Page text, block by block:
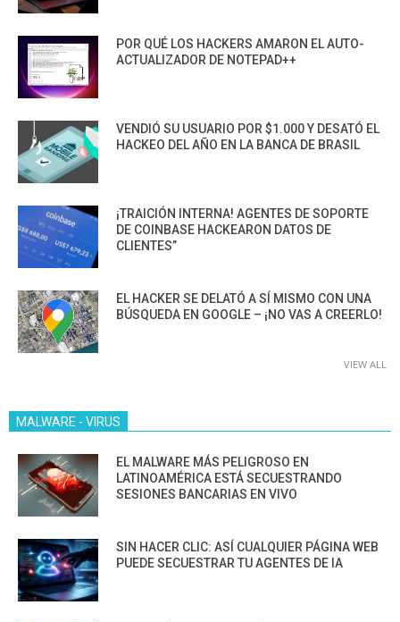
POR QUÉ LOS HACKERS AMARON EL AUTO-
ACTUALIZADOR DE NOTEPAD++
VENDIÓ SU USUARIO POR $1.000 Y DESATÓ EL
HACKEO DEL AÑO EN LA BANCA DE BRASIL
¡TRAICIÓN INTERNA! AGENTES DE SOPORTE
DE COINBASE HACKEARON DATOS DE
CLIENTES”
EL HACKER SE DELATÓ A SÍ MISMO CON UNA
BÚSQUEDA EN GOOGLE – ¡NO VAS A CREERLO!
VIEW ALL
MALWARE - VIRUS
EL MALWARE MÁS PELIGROSO EN
LATINOAMÉRICA ESTÁ SECUESTRANDO
SESIONES BANCARIAS EN VIVO
SIN HACER CLIC: ASÍ CUALQUIER PÁGINA WEB
PUEDE SECUESTRAR TU AGENTES DE IA